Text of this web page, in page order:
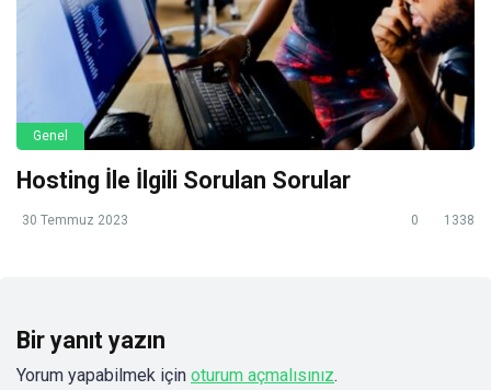
Genel
Hosting İle İlgili Sorulan Sorular
30 Temmuz 2023 0 1338
Bir yanıt yazın
Yorum yapabilmek için oturum açmalısınız.